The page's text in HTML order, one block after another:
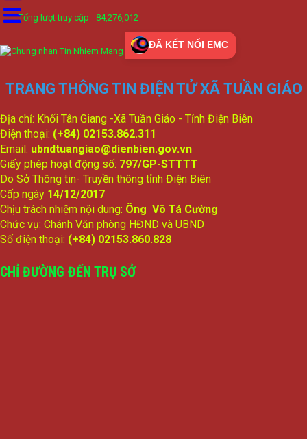
Tổng lượt truy cập 84,276,012
ĐÃ KẾT NỐI EMC
TRANG THÔNG TIN ĐIỆN TỬ XÃ TUẦN GIÁO
Địa chỉ: Khối Tân Giang -Xã Tuần Giáo - Tỉnh Điện Biên
Điện thoại: (+84) 02153.862.311
Email: ubndtuangiao@dienbien.gov.vn
Giấy phép hoạt động số: 797/GP-STTTT
Do Sở Thông tin- Truyền thông tỉnh Điện Biên
Cấp ngày 14/12/2017
Chịu trách nhiệm nội dung: Ông Võ Tá Cường
Chức vụ: Chánh Văn phòng HĐND và UBND
Số điện thoại: (+84) 02153.860.828
CHỈ ĐƯỜNG ĐẾN TRỤ SỞ